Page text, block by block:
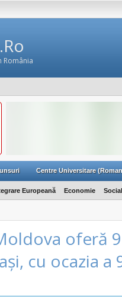
România
Centre Universitare
Europeană Economie Social
oferă
cu ocazia a